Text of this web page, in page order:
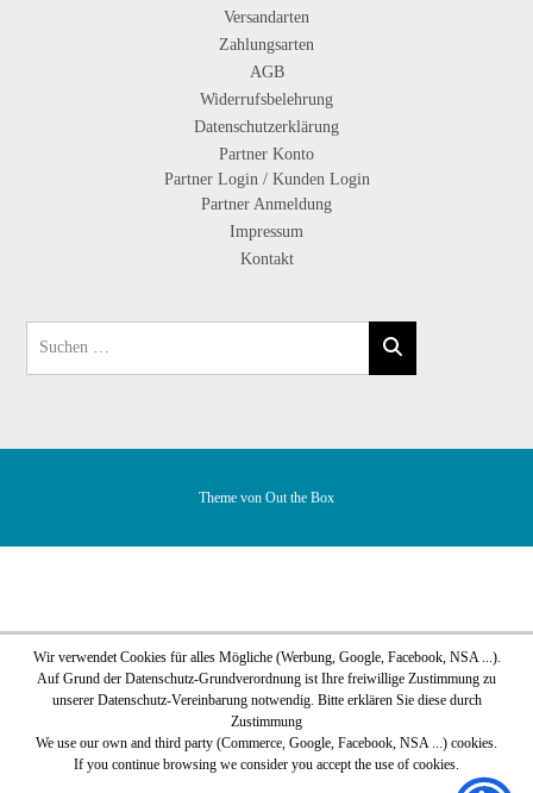
Versandarten
Zahlungsarten
AGB
Widerrufsbelehrung
Datenschutzerklärung
Partner Konto
Partner Login / Kunden Login
Partner Anmeldung
Impressum
Kontakt
Theme von Out the Box
Wir verwendet Cookies für alles Mögliche (Werbung, Google, Facebook, NSA ...).
Auf Grund der Datenschutz-Grundverordnung ist Ihre freiwillige Zustimmung zu
unserer Datenschutz-Vereinbarung notwendig. Bitte erklären Sie diese durch
Zustimmung
We use our own and third party (Commerce, Google, Facebook, NSA ...) cookies.
If you continue browsing we consider you accept the use of cookies.